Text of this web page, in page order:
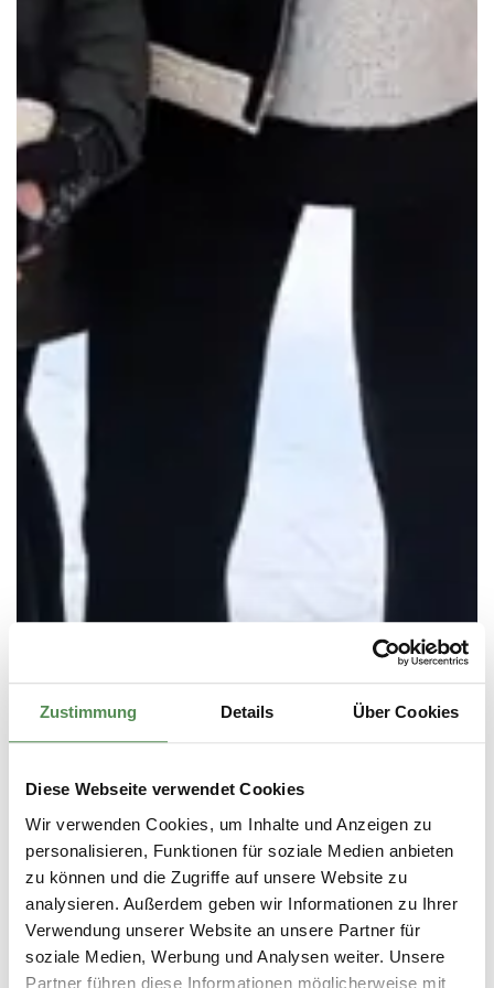
Zustimmung Details Über Cookies
Diese Webseite verwendet Cookies
Wir verwenden Cookies, um Inhalte und Anzeigen zu
personalisieren, Funktionen für soziale Medien anbieten
zu können und die Zugriffe auf unsere Website zu
analysieren. Außerdem geben wir Informationen zu Ihrer
Verwendung unserer Website an unsere Partner für
soziale Medien, Werbung und Analysen weiter. Unsere
Partner führen diese Informationen möglicherweise mit
Das HELMECA Programm
Das HELMECA-Programm bietet neben der direkten